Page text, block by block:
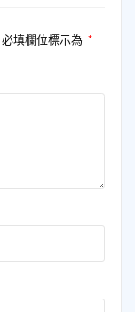
必填欄位標示為 *